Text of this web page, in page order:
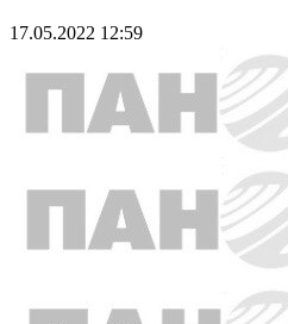
17.05.2022 12:59